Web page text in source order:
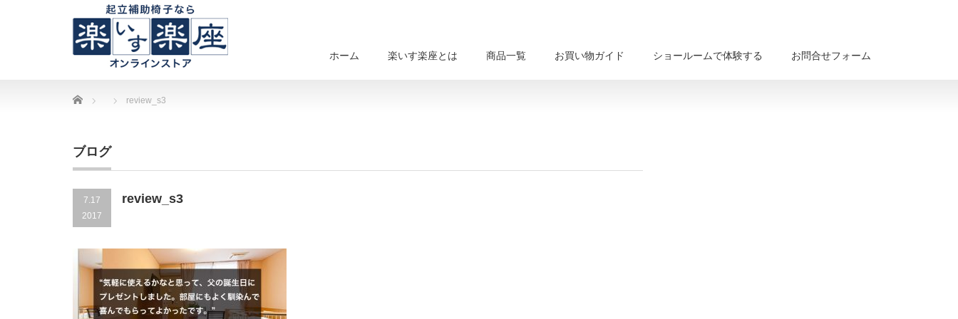
ホーム 楽いす楽座とは 商品一覧 お買い物ガイド ショールームで体験する お問合せフォーム
Home review_s3
ブログ
7.17
2017
review_s3